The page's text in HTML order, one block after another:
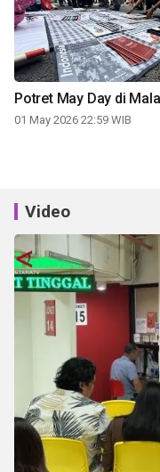
Potret May Day di
01 May 2026 22:59 WIB
Video